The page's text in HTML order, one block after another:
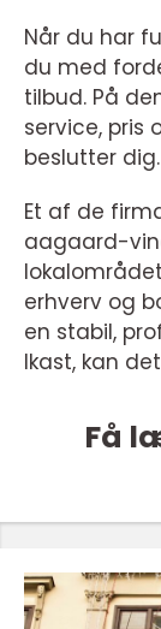
Når du har
du med
tilbud. På
service, pris
beslutter dig.
Et af de
aagaard-
erhverv og
en stabil,
Ikast, kan
Få